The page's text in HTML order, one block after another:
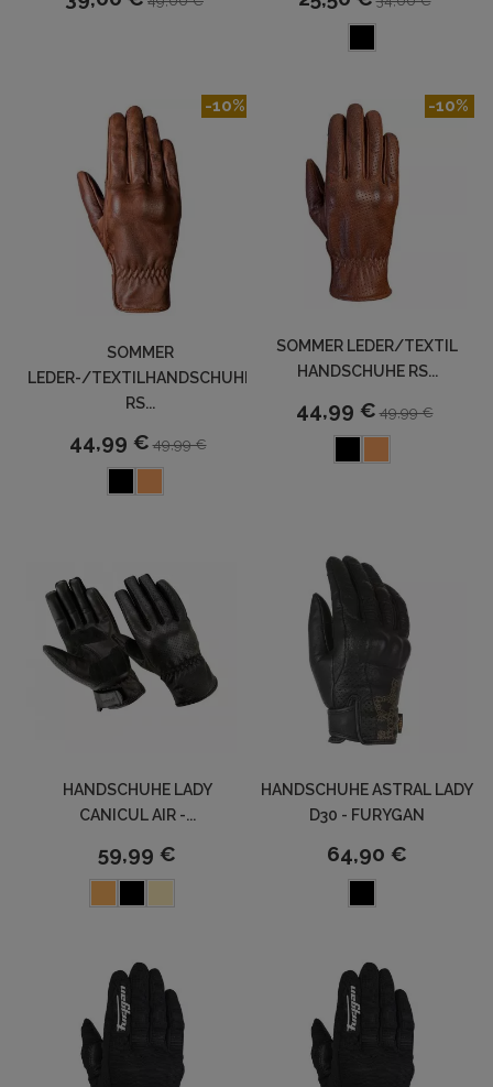
SOMMER
LEDER-/TEXTILHANDSCHUHE
RS...
44,99 € 49,99 €
-10%
SOMMER LEDER/TEXTIL
HANDSCHUHE RS...
44,99 € 49,99 €
-10%
HANDSCHUHE LADY
CANICUL AIR -...
59,99 €
HANDSCHUHE ASTRAL LADY
D30 - FURYGAN
64,90 €